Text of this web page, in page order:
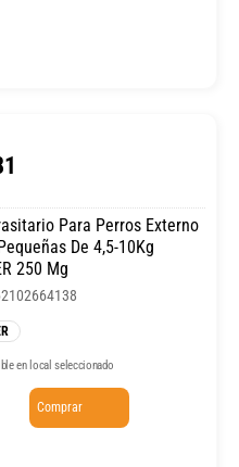
Para Perros Externo
De 4,5-10Kg
250 Mg
en local seleccionado
Comprar